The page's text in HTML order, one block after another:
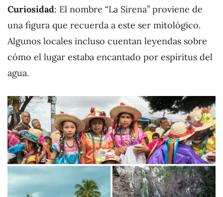
Curiosidad: El nombre “La Sirena” proviene de
una figura que recuerda a este ser mitológico.
Algunos locales incluso cuentan leyendas sobre
cómo el lugar estaba encantado por espíritus del
agua.